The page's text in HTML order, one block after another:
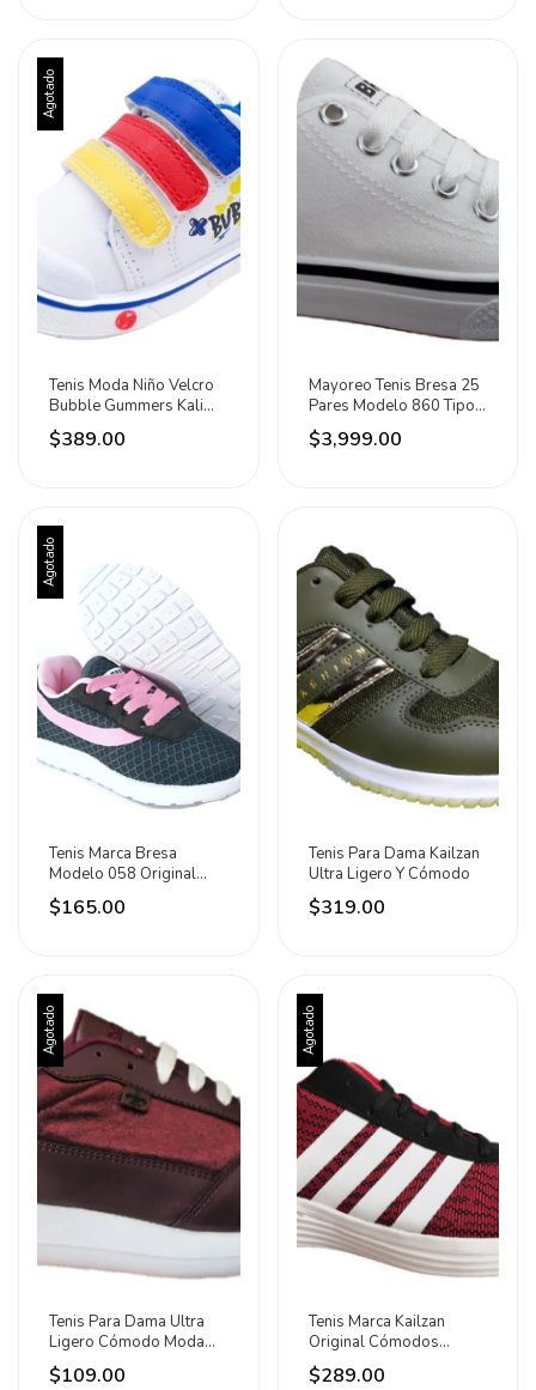
Agotado
Tenis Moda Niño Velcro
Bubble Gummers Kali
Blanco Rey 12-17
$389.00
Mayoreo Tenis Bresa 25
Pares Modelo 860 Tipo
Choclo
$3,999.00
Agotado
Tenis Marca Bresa
Modelo 058 Original
Cómodos Y Ligeros
$165.00
Tenis Para Dama Kailzan
Ultra Ligero Y Cómodo
$319.00
Agotado
Tenis Para Dama Ultra
Ligero Cómodo Moda
Deporte Caminar
$109.00
Agotado
Tenis Marca Kailzan
Original Cómodos
Ligeros Gran Calidad
$289.00